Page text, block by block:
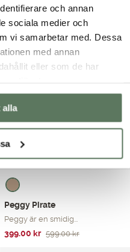
och annan
sociala medier och
vi samarbetar med. Dessa
med annan
eller som de har
alla
Denna skort vill d...
599.00 kr
Det
ursprungliga
priset
var:
399.00 kr
Det
nuvarande
priset
Peggy Pirate
SOMMARREA
Peggy är en smidig...
599.00kr
Det
399.00 kr
Det